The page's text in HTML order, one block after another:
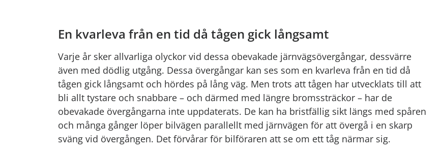
En kvarleva från en tid då tågen gick långsamt
Varje år sker allvarliga olyckor vid dessa obevakade järnvägsövergångar, dessvärre
även med dödlig utgång. Dessa övergångar kan ses som en kvarleva från en tid då
tågen gick långsamt och hördes på lång väg. Men trots att tågen har utvecklats till att
bli allt tystare och snabbare – och därmed med längre bromssträckor – har de
obevakade övergångarna inte uppdaterats. De kan ha bristfällig sikt längs med spåren
och många gånger löper bilvägen parallellt med järnvägen för att övergå i en skarp
sväng vid övergången. Det förvårar för bilföraren att se om ett tåg närmar sig.